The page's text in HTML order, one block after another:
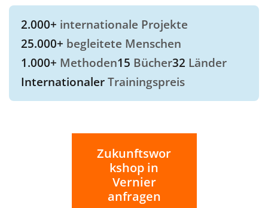
2.000+ internationale Projekte
25.000+ begleitete Menschen
1.000+ Methoden15 Bücher32 Länder
InternationalerTrainingspreis
Zukunftswor
kshop in
Vernier
anfragen